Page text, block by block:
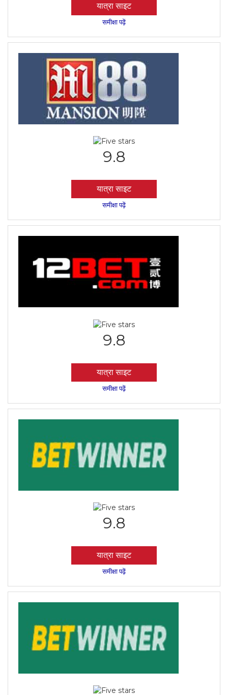
यात्रा साइट
समीक्षा पढ़ें
9.8
यात्रा साइट
समीक्षा पढ़ें
9.8
यात्रा साइट
समीक्षा पढ़ें
9.8
यात्रा साइट
समीक्षा पढ़ें